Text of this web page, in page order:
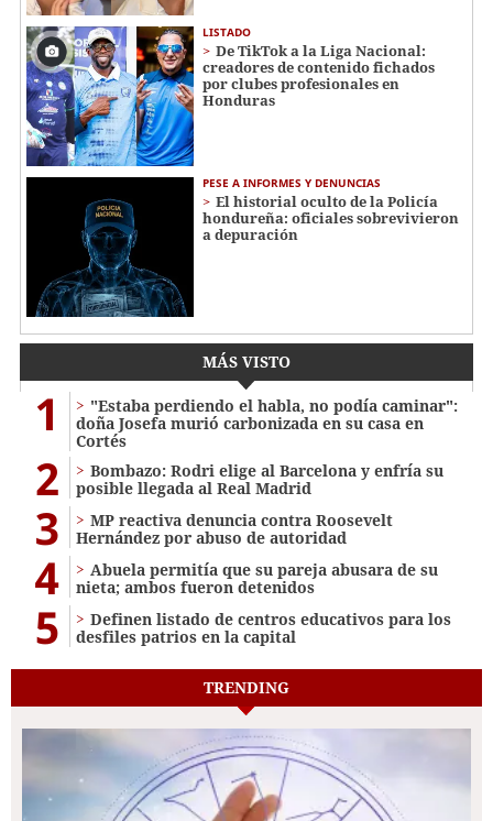
LISTADO
De TikTok a la Liga Nacional:
creadores de contenido fichados
por clubes profesionales en
Honduras
PESE A INFORMES Y DENUNCIAS
El historial oculto de la Policía
hondureña: oficiales sobrevivieron
a depuración
MÁS VISTO
1
"Estaba perdiendo el habla, no podía caminar":
doña Josefa murió carbonizada en su casa en
Cortés
2
Bombazo: Rodri elige al Barcelona y enfría su
posible llegada al Real Madrid
3
MP reactiva denuncia contra Roosevelt
Hernández por abuso de autoridad
4
Abuela permitía que su pareja abusara de su
nieta; ambos fueron detenidos
5
Definen listado de centros educativos para los
desfiles patrios en la capital
TRENDING